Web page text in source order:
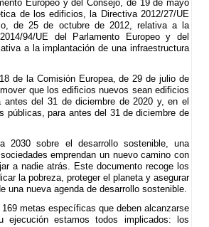
Europeo y del Consejo, de 19 de mayo
de los edificios, la Directiva 2012/27/UE
de 25 de octubre de 2012, relativa a la
94/UE del Parlamento Europeo y del
a la implantación de una infraestructura
de la Comisión Europea, de 29 de julio de
que los edificios nuevos sean edificios
del 31 de diciembre de 2020 y, en el
públicas, para antes del 31 de diciembre de
2030 sobre el desarrollo sostenible, una
emprendan un nuevo camino con
a nadie atrás. Este documento recoge los
la pobreza, proteger el planeta y asegurar
una nueva agenda de desarrollo sostenible.
metas específicas que deben alcanzarse
estamos todos implicados: los